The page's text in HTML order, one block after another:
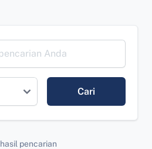
Cari
hasil pencarian